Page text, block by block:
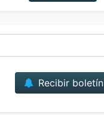
Recibir boletín